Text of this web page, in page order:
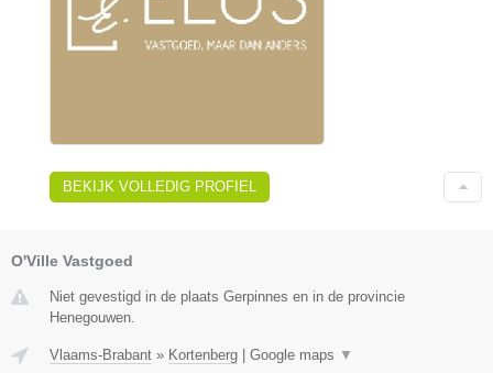
BEKIJK VOLLEDIG PROFIEL
O'Ville Vastgoed
Niet gevestigd in de plaats Gerpinnes en in de provincie
Henegouwen.
Vlaams-Brabant » Kortenberg Google maps ▼